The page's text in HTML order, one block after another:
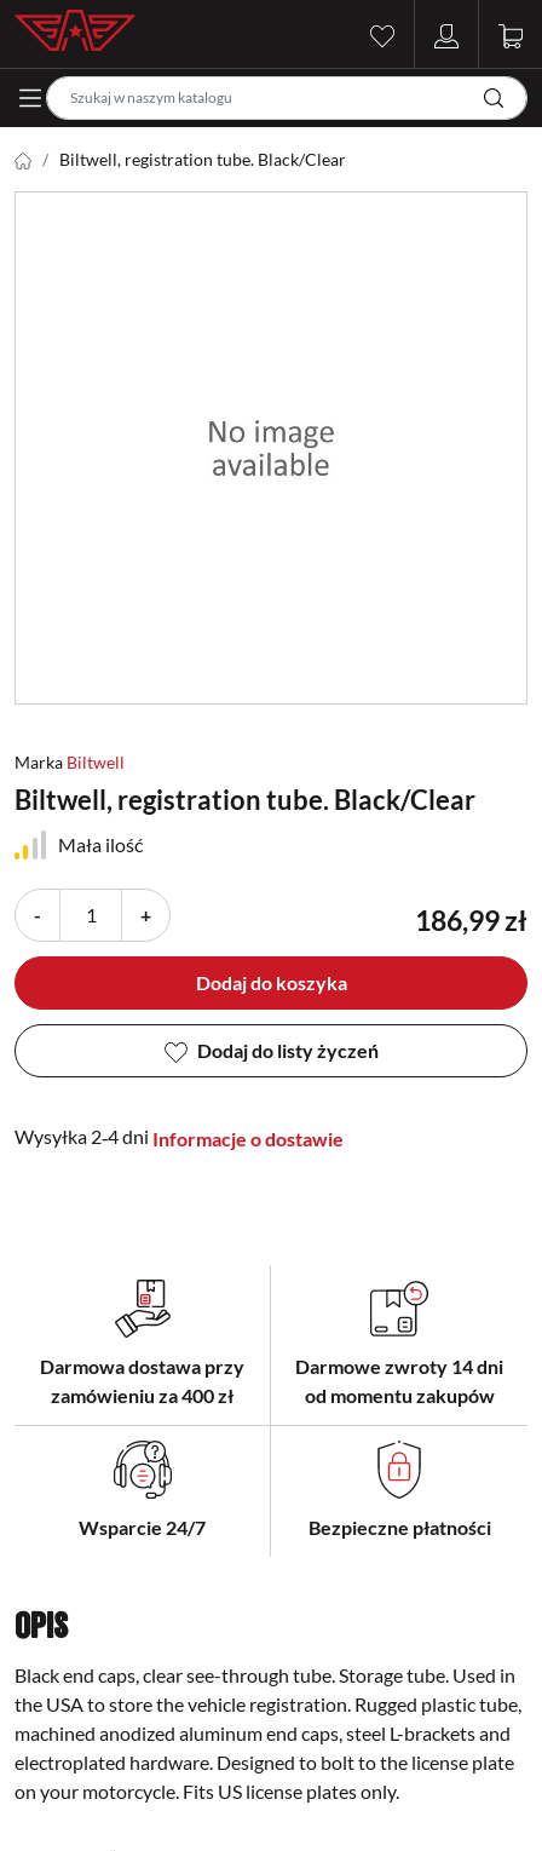
Biltwell, registration tube. Black/Clear
Marka Biltwell
Biltwell, registration tube. Black/Clear
Mała ilość
- + 186,99 zł
Dodaj do koszyka
Dodaj do listy życzeń
Wysyłka 2‑4 dni Informacje o dostawie
Darmowa dostawa przy
zamówieniu za 400 zł
Darmowe zwroty 14 dni
od momentu zakupów
Wsparcie 24/7 Bezpieczne płatności
Opis
Black end caps, clear see-through tube. Storage tube. Used in
the USA to store the vehicle registration. Rugged plastic tube,
machined anodized aluminum end caps, steel L-brackets and
electroplated hardware. Designed to bolt to the license plate
on your motorcycle. Fits US license plates only.